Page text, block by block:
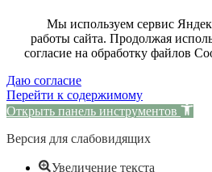
Мы используем сервис
работы сайта. Продолжая
согласие на обработку файлов
Даю согласие
Перейти к содержимому
Открыть панель инструментов
Версия для слабовидящих
Увеличение текста